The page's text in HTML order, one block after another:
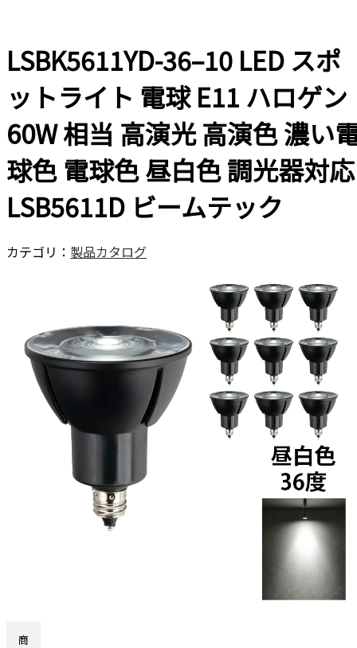
LSBK5611YD-36–10 LED スポ
ットライト 電球 E11 ハロゲン
60W 相当 高演光 高演色 濃い
球色 電球色 昼白色 調光器対応
LSB5611D ビームテック
カテゴリ： 製品カタログ
商